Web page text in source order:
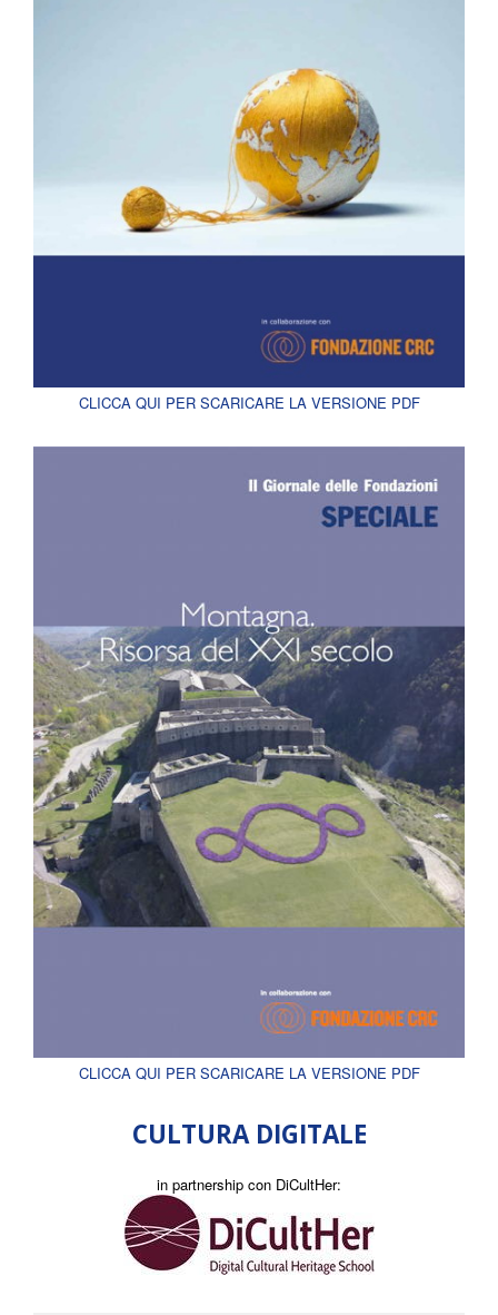
CLICCA QUI PER SCARICARE LA VERSIONE PDF
CLICCA QUI PER SCARICARE LA VERSIONE PDF
CULTURA DIGITALE
in partnership con DiCultHer: